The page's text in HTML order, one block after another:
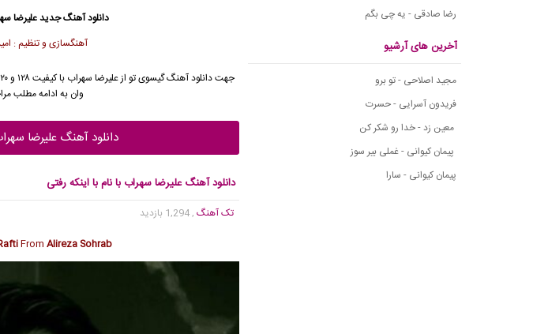
رضا صادقی - یه چی بگم
آخرین های آرشیو
مجید اصلاحی - تو برو
فریدون آسرایی - حسرت
معین زد - خدا رو شکر کن
پیمان کیوانی - غملی بیر سوز
پیمان کیوانی - سارا
دانلود آهنگ جدیدعلیرضا
آهنگسازی وتنظیم :
وان به ادامه مطلب
دانلود آهنگ علیرضا
دانلود آهنگ علیرضا سهراب با نام با اینکه رفتی
تک آهنگ, 1,294 بازدید
FromAlireza Sohrab